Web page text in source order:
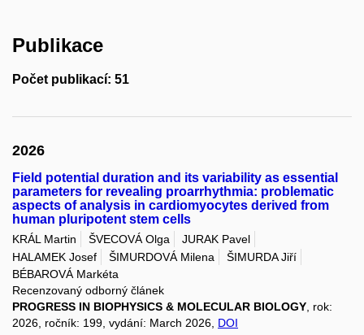
Publikace
Počet publikací: 51
2026
Field potential duration and its variability as essential
parameters for revealing proarrhythmia: problematic
aspects of analysis in cardiomyocytes derived from
human pluripotent stem cells
KRÁL Martin ŠVECOVÁ Olga
JURAK Pavel
HALAMEK Josef
ŠIMURDOVÁ Milena
ŠIMURDA Jiří
BÉBAROVÁ Markéta
Recenzovaný odborný článek
PROGRESS IN BIOPHYSICS & MOLECULAR BIOLOGY , rok:
2026, ročník: 199, vydání: March 2026, DOI